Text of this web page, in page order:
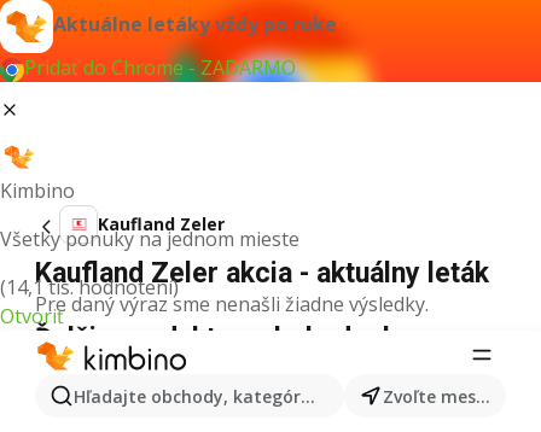
Aktuálne letáky vždy po ruke
Pridať do Chrome - ZADARMO
Kimbino
Všetky ponuky na jednom mieste
(14,1 tis. hodnotení)
Otvoriť
Hľadajte obchody, kategórie, produkty... Zvoľte mesto
Kaufland Zeler
Kaufland Zeler akcia - aktuálny leták
Pre daný výraz sme nenašli žiadne výsledky.
Ďalšie produkty v obchodoch
Kaufland